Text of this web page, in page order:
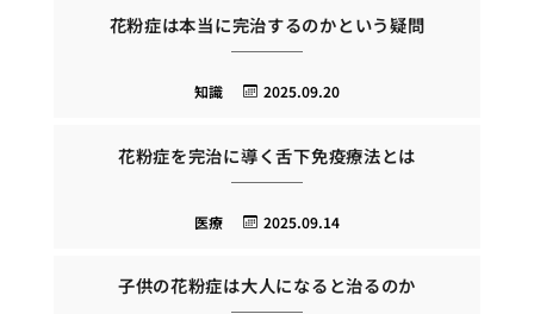
花粉症は本当に完治するのかという疑問
2025.09.20
知識
花粉症を完治に導く舌下免疫療法とは
2025.09.14
医療
子供の花粉症は大人になると治るのか